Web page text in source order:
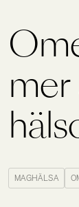
Kit
MAGHÄLSA